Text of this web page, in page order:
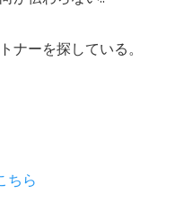
ナーを探している。
ちら